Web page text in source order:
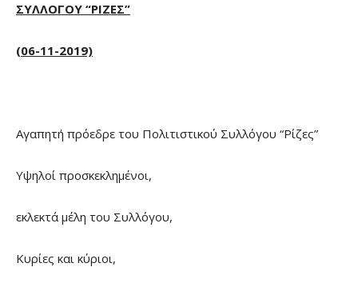
ΣΥΛΛΟΓΟΥ “ΡΙΖΕΣ”
(06-11-2019)
Αγαπητή πρόεδρε του Πολιτιστικού Συλλόγου “Ρίζες”
Υψηλοί προσκεκλημένοι,
εκλεκτά μέλη του Συλλόγου,
Κυρίες και κύριοι,